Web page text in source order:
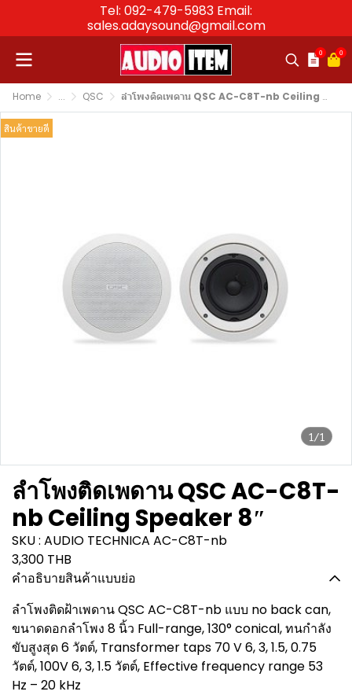
Tel: 092-479-5983 Email:
sales.adaysound@gmail.com
0 0
Home ... QSC ลำโพงติดเพดาน QSC AC-C8T-nb Ceiling Speaker 8″
1/1
สินค้าขายดี
ลำโพงติดเพดาน QSC AC-C8T-
nb Ceiling Speaker 8″
SKU : AUDIO TECHNICA AC-C8T-nb
3,300 THB
คำอธิบายสินค้าแบบย่อ
ลำโพงติดฝ้าเพดาน QSC AC-C8T-nb แบบ no back can,
ขนาดดอกลำโพง 8 นิ้ว Full-range, 130° conical, ทนกำลัง
ขับสูงสุด 6 วัตต์, Transformer taps 70 V 6, 3, 1.5, 0.75
วัตต์, 100V 6, 3, 1.5 วัตต์, Effective frequency range 53
Hz – 20 kHz